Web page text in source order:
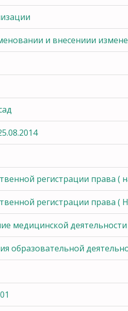
и внесениии
регистрации права (
регистрации права (
медицинской деятельности
образовательной